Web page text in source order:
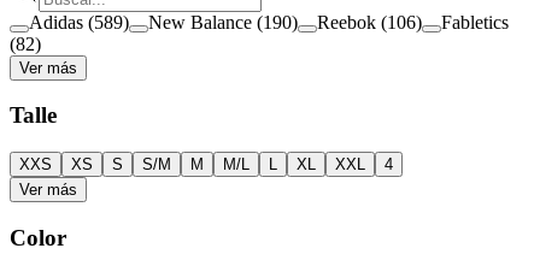
Adidas (589) New Balance (190) Reebok (106)
Fabletics
(82)
Ver más
Talle
XXS XS S S/M M M/L L XL XXL
4
Ver más
Color